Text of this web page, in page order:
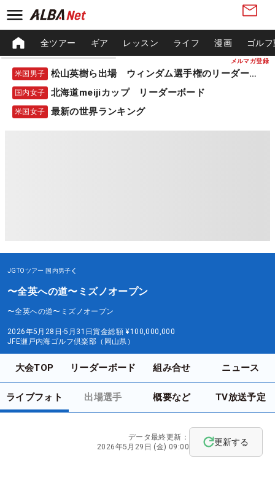
メルマガ登録
全ツアー ギア レッスン ライフ 漫画 ゴル
米国男子 松山英樹ら出場 ウィンダム選手権のリーダーボード
国内女子 北海道meijiカップ リーダーボード
米国女子 最新の世界ランキング
JGTOツアー 国内男子
〜全英への道〜ミズノオープン
〜全英への道〜ミズノオープン
2026年5月28日-5月31日賞金総額 ¥100,000,000
JFE瀬戸内海ゴルフ倶楽部（岡山県）
大会TOP リーダーボード 組み合せ ニュース
ライブフォト 出場選手 概要など TV放送予定
データ最終更新：
2026年5月29日 (金) 09:00
更新する